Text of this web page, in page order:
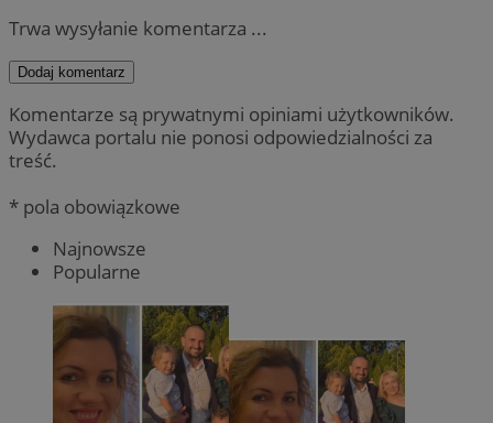
Trwa wysyłanie komentarza ...
Dodaj komentarz
Komentarze są prywatnymi opiniami użytkowników.
Wydawca portalu nie ponosi odpowiedzialności za
treść.
* pola obowiązkowe
Najnowsze
Popularne